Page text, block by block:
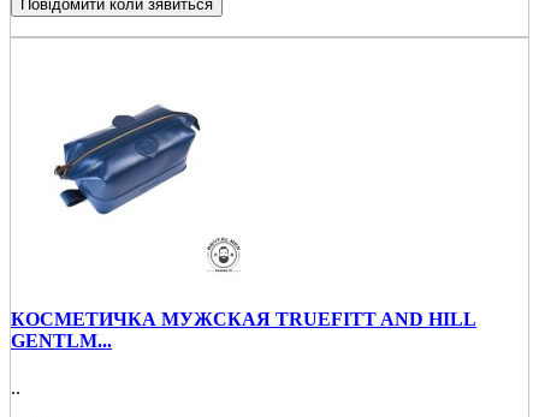
Повідомити коли зявиться
КОСМЕТИЧКА МУЖСКАЯ TRUEFITT AND HILL
GENTLM...
..